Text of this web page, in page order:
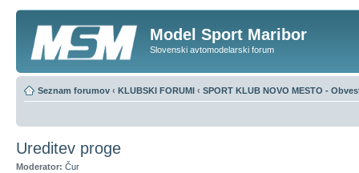
Model Sport Maribor
Slovenski avtomodelarski forum
Seznam forumov ‹ KLUBSKI FORUMI ‹ SPORT KLUB NOVO MESTO -
Ureditev proge
Moderator: Čur